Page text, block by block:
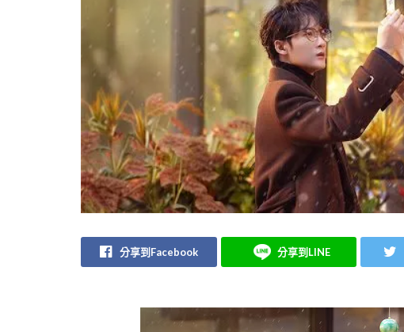
分享到Facebook 分享到LINE